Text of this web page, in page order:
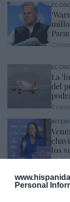
Personal
La
del
los